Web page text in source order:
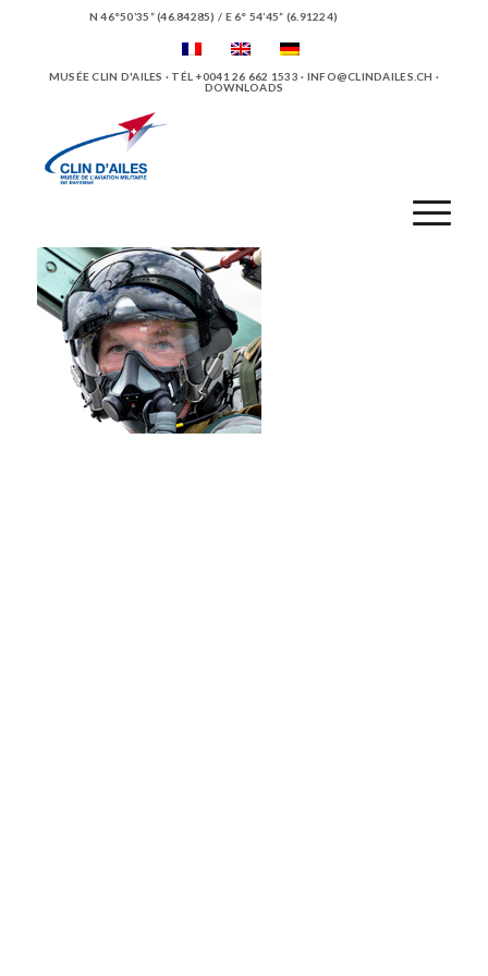
N 46°50’35” (46.84285) / E 6° 54’45” (6.91224)
MUSÉE CLIN D'AILES · TÉL +0041 26 662 1533 · INFO@CLINDAILES.CH ·
DOWNLOADS